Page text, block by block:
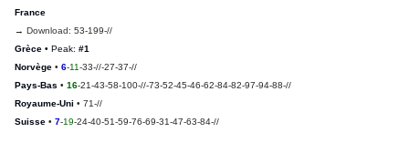
France
→ Download: 53-199-//
Grèce • Peak: #1
Norvège • 6-11-33-//-27-37-//
Pays-Bas • 16-21-43-58-100-//-73-52-45-46-62-84-82-97-94-88-//
Royaume-Uni • 71-//
Suisse • 7-19-24-40-51-59-76-69-31-47-63-84-//